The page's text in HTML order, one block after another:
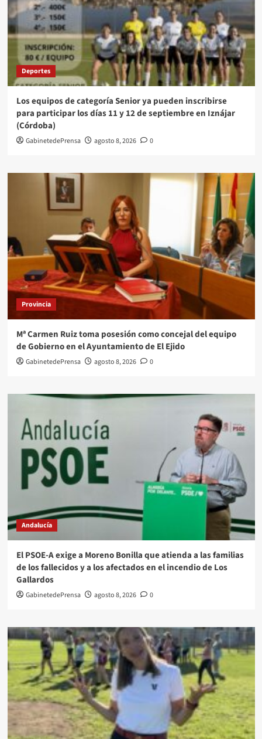
Deportes
Los equipos de categoría Senior ya pueden inscribirse
para participar los días 11 y 12 de septiembre en Iznájar
(Córdoba)
GabinetedePrensa agosto 8, 2026 0
Provincia
Mª Carmen Ruiz toma posesión como concejal del equipo
de Gobierno en el Ayuntamiento de El Ejido
GabinetedePrensa agosto 8, 2026 0
Andalucía
El PSOE-A exige a Moreno Bonilla que atienda a las familias
de los fallecidos y a los afectados en el incendio de Los
Gallardos
GabinetedePrensa agosto 8, 2026 0